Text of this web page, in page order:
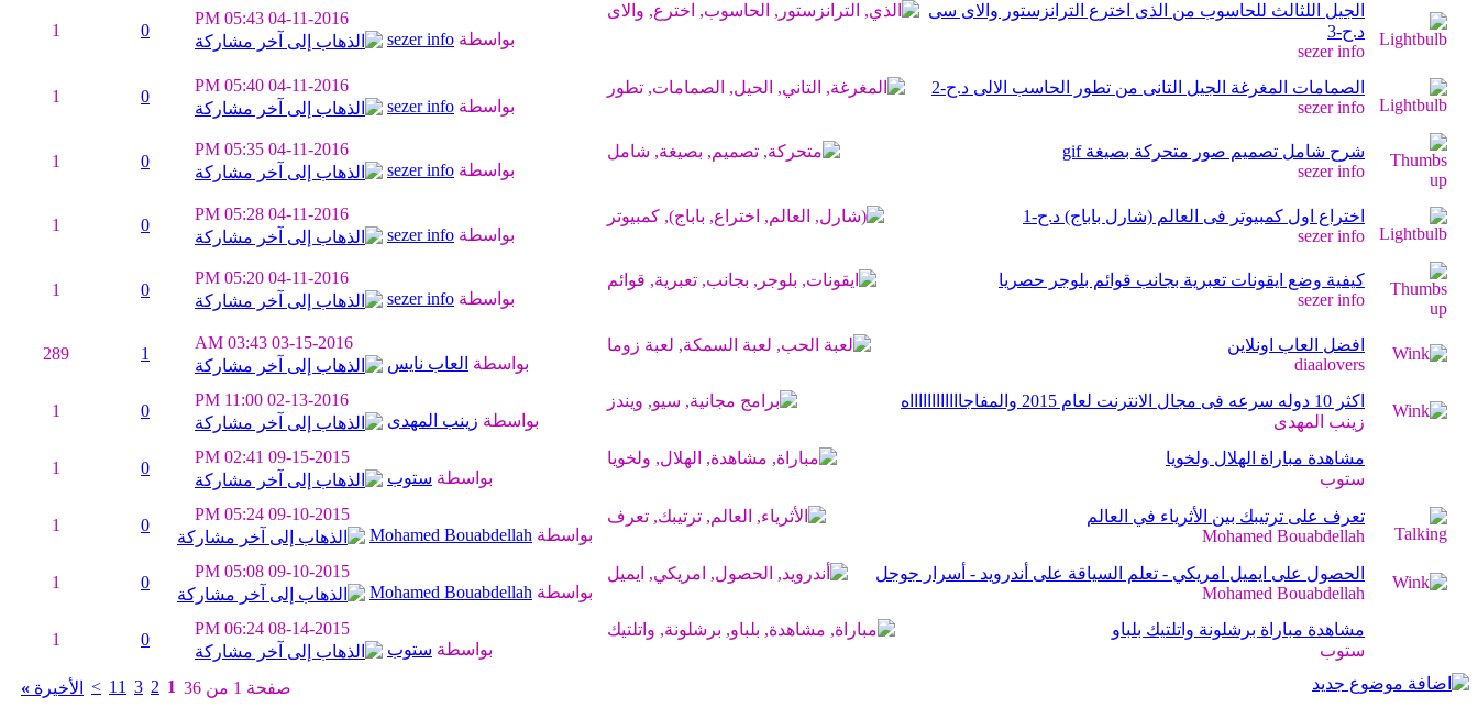
الجيل اللثالث للحاسوب من الذى اخترع الترانزستور والاى سى
د.ح-3
sezer info
04-11-2016
05:43 PM
بواسطة sezer info
0
1
الصمامات المغرغة الجيل التانى من تطور الحاسب الالى د.ح-2
sezer info
04-11-2016
05:40 PM
بواسطة sezer info
0
1
شرح شامل تصميم صور متحركة بصيغة gif
sezer info
04-11-2016
05:35 PM
بواسطة sezer info
0
1
اختراع اول كمبيوتر فى العالم (شارل باباج) د.ح-1
sezer info
04-11-2016
05:28 PM
بواسطة sezer info
0
1
كيفية وضع ايقونات تعبرية بجانب قوائم بلوجر حصريا
sezer info
04-11-2016
05:20 PM
بواسطة sezer info
0
1
افضل العاب اونلاين
diaalovers
03-15-2016
03:43 AM
بواسطة العاب نايس
1
289
اكثر 10 دوله سرعه فى مجال الانترنت لعام 2015 والمفاجااااااااااااه
زينب المهدى
02-13-2016
11:00 PM
بواسطة زينب المهدى
0
1
مشاهدة مباراة الهلال ولخويا
ستوب
09-15-2015
02:41 PM
بواسطة ستوب
0
1
تعرف على ترتيبك بين الأثرياء في العالم
Mohamed Bouabdellah
09-10-2015
05:24 PM
بواسطة Mohamed Bouabdellah
0
1
الحصول على ايميل امريكي - تعلم السياقة على أندرويد - أسرار جوجل
Mohamed Bouabdellah
09-10-2015
05:08 PM
بواسطة Mohamed Bouabdellah
0
1
مشاهدة مباراة برشلونة واتلتيك بلباو
ستوب
08-14-2015
06:24 PM
بواسطة ستوب
0
1
صفحة 1 من 36 1
2
3
11
> الأخيرة »